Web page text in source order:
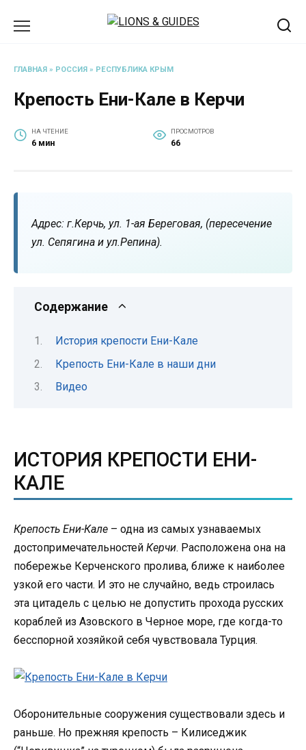
ГЛАВНАЯ » РОССИЯ » РЕСПУБЛИКА КРЫМ
Крепость Ени-Кале в Керчи
НА ЧТЕНИЕ
6 мин
ПРОСМОТРОВ
66
Адрес: г.Керчь, ул. 1-ая Береговая, (пересечение
ул. Сепягина и ул.Репина).
Содержание
История крепости Ени-Кале
Крепость Ени-Кале в наши дни
Видео
ИСТОРИЯ КРЕПОСТИ ЕНИ-
КАЛЕ
Крепость Ени-Кале – одна из самых узнаваемых
достопримечательностей Керчи. Расположена она на
побережье Керченского пролива, ближе к наиболее
узкой его части. И это не случайно, ведь строилась
эта цитадель с целью не допустить прохода русских
кораблей из Азовского в Черное море, где когда-то
бесспорной хозяйкой себя чувствовала Турция.
Оборонительные сооружения существовали здесь и
раньше. Но прежняя крепость – Килиседжик